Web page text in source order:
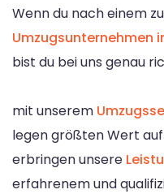
Wenn du nach einem
Umzugsunternehmen
bist du bei uns genau
mit unserem
legen größten Wert
erbringen unsere
erfahrenem und